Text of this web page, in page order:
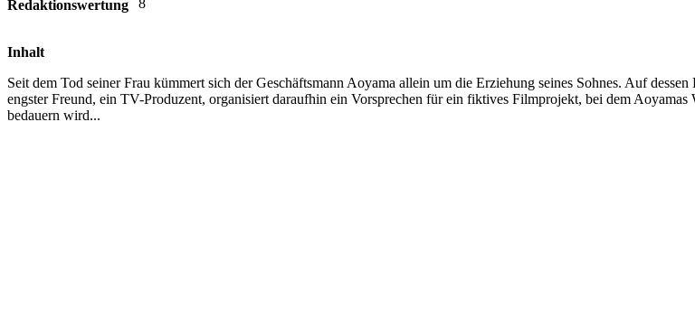
Redaktionswertung 8
Inhalt
Seit dem Tod seiner Frau kümmert sich der Geschäftsmann Aoyama allein um die Erziehung seines Sohnes. Auf
engster Freund, ein TV-Produzent, organisiert daraufhin ein Vorsprechen für ein fiktives Filmprojekt, bei dem
bedauern wird...